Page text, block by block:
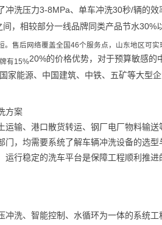
冲洗压力3-8MPa、单车冲洗30秒/辆的
间，相较部分一线品牌同类产品节水
。售后网络覆盖全国46个服务点，山东地区可
有15%20%的价格优势，对于预算敏感的
家能源、中国建筑、中铁、五矿等大型
方案
运输、港口散货转运、钢厂电厂物料输
，均需要系统了解车辆冲洗设备的选
运行稳定的洗车平台是保障工程顺利推
洗、智能控制、水循环为一体的系统工